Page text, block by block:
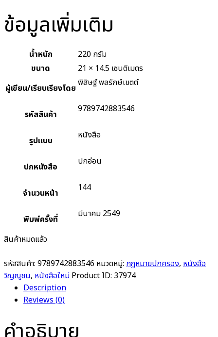
ข้อมูลเพิ่มเติม
น้ำหนัก
220 กรัม
ขนาด
21 × 14.5 เซนติเมตร
ผู้เขียน/เรียบเรียงโดย พิสิษฐ์ พลรักษ์เขตต์
รหัสสินค้า 9789742883546
รูปแบบ หนังสือ
ปกหนังสือ ปกอ่อน
จำนวนหน้า 144
พิมพ์ครั้งที่ มีนาคม 2549
สินค้าหมดแล้ว
รหัสสินค้า: 9789742883546 หมวดหมู่: กฎหมายปกครอง, หนังสือ
วิญญูชน, หนังสือใหม่ Product ID: 37974
Description
Reviews (0)